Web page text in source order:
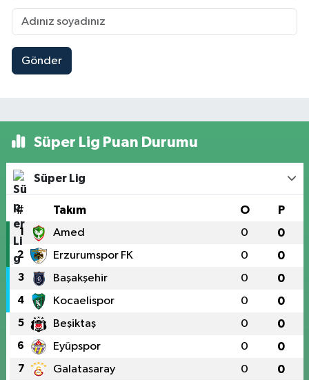
Gönder
Süper Lig Puan Durumu
Süper Lig
# Takım O P
1 Amed 0 0
2 Erzurumspor FK 0 0
3 Başakşehir 0 0
4 Kocaelispor 0 0
5 Beşiktaş 0 0
6 Eyüpspor 0 0
7 Galatasaray 0 0